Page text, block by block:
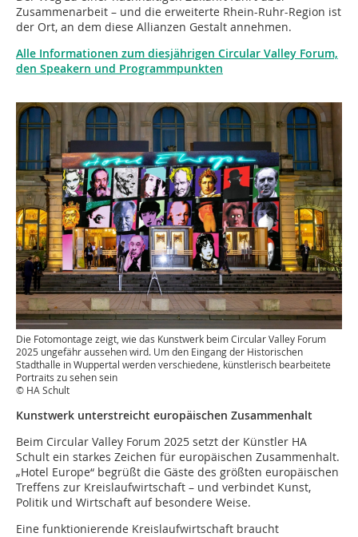
Zusammenarbeit – und die erweiterte Rhein-Ruhr-Region ist
der Ort, an dem diese Allianzen Gestalt annehmen.
Alle Informationen zum diesjährigen Circular Valley Forum,
den Speakern und Programmpunkten
Die Fotomontage zeigt, wie das Kunstwerk beim Circular Valley Forum
2025 ungefähr aussehen wird. Um den Eingang der Historischen
Stadthalle in Wuppertal werden verschiedene, künstlerisch bearbeitete
Portraits zu sehen sein
© HA Schult
Kunstwerk unterstreicht europäischen Zusammenhalt
Beim Circular Valley Forum 2025 setzt der Künstler HA
Schult ein starkes Zeichen für europäischen Zusammenhalt.
„Hotel Europe“ begrüßt die Gäste des größten europäischen
Treffens zur Kreislaufwirtschaft – und verbindet Kunst,
Politik und Wirtschaft auf besondere Weise.
Eine funktionierende Kreislaufwirtschaft braucht